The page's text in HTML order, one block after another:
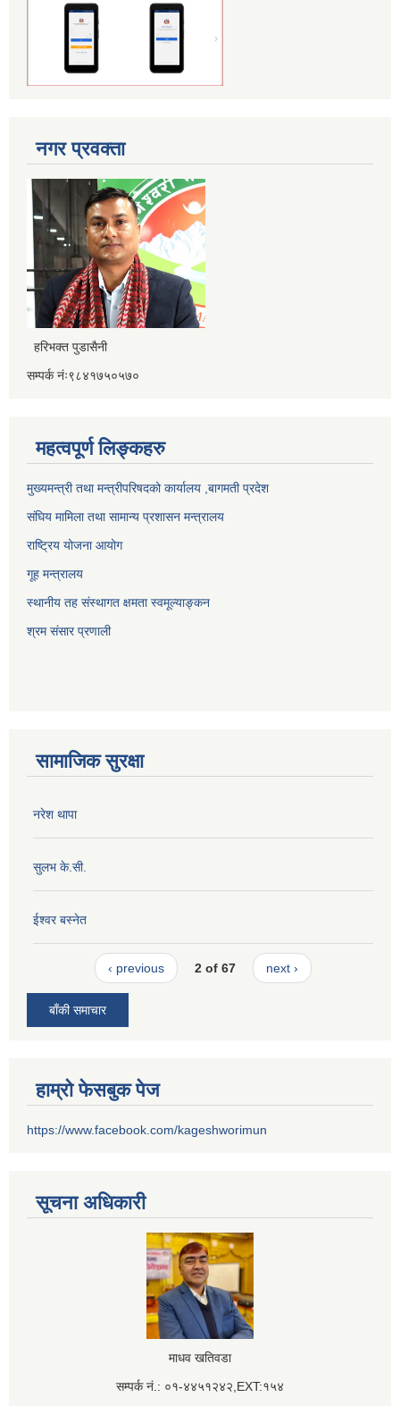
नगर प्रवक्ता
हरिभक्त पुडासैनी
सम्पर्क नंः९८४१७५०५७०
महत्वपूर्ण लिङ्कहरु
मुख्यमन्त्री तथा मन्त्रीपरिषदको कार्यालय ,बागमती प्रदेश
संघिय मामिला तथा सामान्य प्रशासन मन्त्रालय
राष्ट्रिय योजना आयोग
गूह मन्त्रालय
स्थानीय तह संस्थागत क्षमता स्वमूल्याङ्कन
श्रम संसार प्रणाली
सामाजिक सुरक्षा
नरेश थापा
सुलभ के.सी.
ईश्वर बस्नेत
‹ previous 2 of 67 next ›
बाँकी समाचार
हाम्रो फेसबुक पेज
https://www.facebook.com/kageshworimun
सूचना अधिकारी
माधव खतिवडा
सम्पर्क नं.: ०१-४४५१२४२,EXT:१५४